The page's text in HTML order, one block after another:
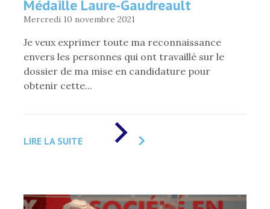
Médaille Laure-Gaudreault
Mercredi 10 novembre 2021
Je veux exprimer toute ma reconnaissance
envers les personnes qui ont travaillé sur le
dossier de ma mise en candidature pour
obtenir cette...
LIRE LA SUITEMÉDAILLE